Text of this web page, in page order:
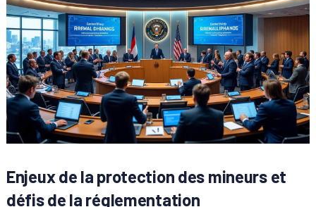
Enjeux de la protection des mineurs et
défis de la réglementation